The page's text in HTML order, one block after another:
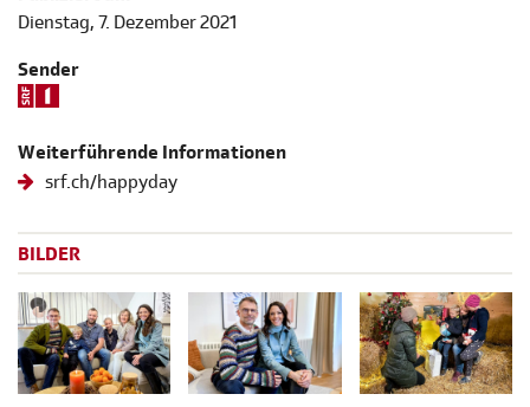
Dienstag, 7. Dezember 2021
Sender
Weiterführende Informationen
srf.ch/happyday
BILDER